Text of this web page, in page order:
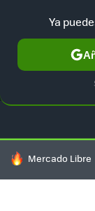
HOY SE HABLA
Mercado Libre
Ya